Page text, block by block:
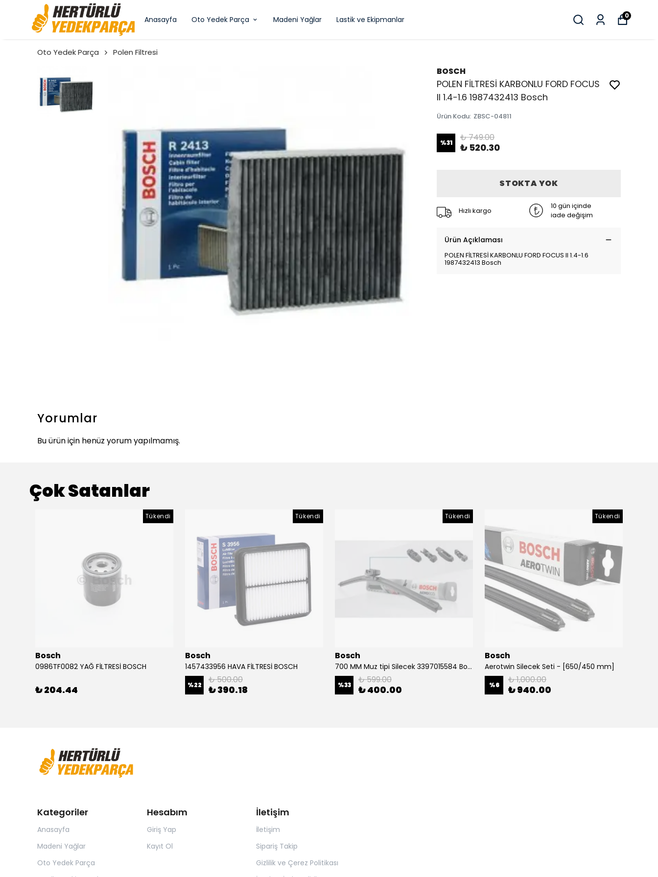
Anasayfa Oto Yedek Parça Madeni Yağlar Lastik ve Ekipmanlar 0
Oto Yedek Parça Polen Filtresi
BOSCH
POLEN FİLTRESİ KARBONLU FORD FOCUS
II 1.4-1.6 1987432413 Bosch
Ürün Kodu: ZBSC-04811
%31 ₺ 749.00
₺ 520.30
STOKTA YOK
Hızlı kargo
10 gün içinde
iade değişim
Ürün Açıklaması
POLEN FİLTRESİ KARBONLU FORD FOCUS II 1.4-1.6
1987432413 Bosch
Yorumlar
Bu ürün için henüz yorum yapılmamış.
Çok Satanlar
Tükendi
Bosch
0986TF0082 YAĞ FİLTRESİ BOSCH
₺ 204.44
Tükendi
Bosch
1457433956 HAVA FİLTRESİ BOSCH
%22 ₺ 500.00
₺ 390.18
Tükendi
Bosch
700 MM Muz tipi Silecek 3397015584 Bosch
%33 ₺ 599.00
₺ 400.00
Tükendi
Bosch
Aerotwin Silecek Seti - [650/450 mm]
%6 ₺ 1,000.00
₺ 940.00
Kategoriler
Anasayfa
Madeni Yağlar
Oto Yedek Parça
Hesabım
Giriş Yap
Kayıt Ol
İletişim
İletişim
Sipariş Takip
Gizlilik ve Çerez Politikası